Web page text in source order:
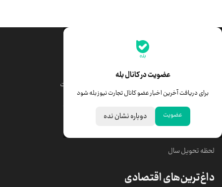
عضویت در کانال بله
برای دریافت آخرین اخبار عضو کانال تجارت نیوز بله شود
عضویت دوباره نشان نده
جدیدترین قیمت‌ها
قیمت درهم امارات
خبرهای مهم
لحظه تحویل سال
داغ‌ترین‌های اقتصادی